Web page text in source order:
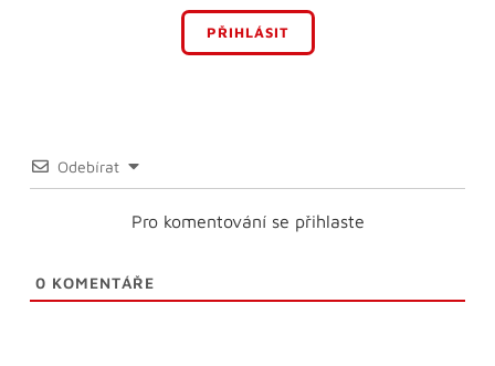
PŘIHLÁSIT
Odebírat
Pro komentování se přihlaste
0 KOMENTÁŘE